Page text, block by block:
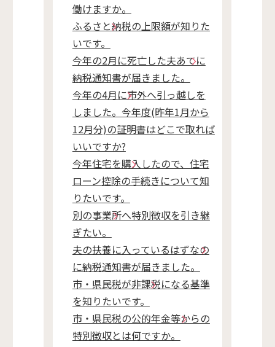
働けますか。
ふるさと納税の上限額が知りた
いです。
今年の2月に死亡した夫あてに
納税通知書が届きました。
今年の4月に市外へ引っ越しを
しました。今年度(昨年1月から
12月分)の証明書はどこで取れば
いいですか?
今年住宅を購入したので、住宅
ローン控除の手続きについて知
りたいです。
別の事業所へ特別徴収を引き継
ぎたい。
夫の扶養に入っているはずなの
に納税通知書が届きました。
市・県民税が非課税になる基準
を知りたいです。
市・県民税の公的年金等からの
特別徴収とは何ですか。